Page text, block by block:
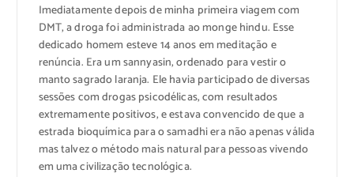
Imediatamente depois de minha primeira viagem com
DMT, a droga foi administrada ao monge hindu. Esse
dedicado homem esteve 14 anos em meditação e
renúncia. Era um sannyasin, ordenado para vestir o
manto sagrado laranja. Ele havia participado de diversas
sessões com drogas psicodélicas, com resultados
extremamente positivos, e estava convencido de que a
estrada bioquímica para o samadhi era não apenas válida
mas talvez o método mais natural para pessoas vivendo
em uma civilização tecnológica.